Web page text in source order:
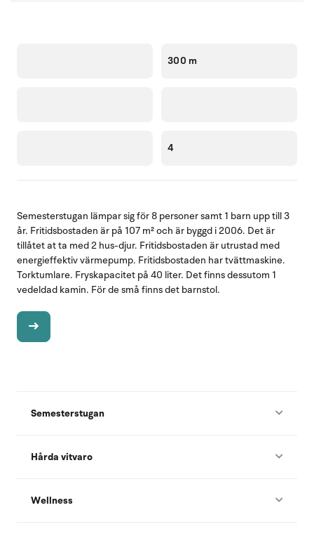
300 m
4
Semesterstugan lämpar sig för 8 personer samt 1 barn upp till 3
år. Fritidsbostaden är på 107 m² och är byggd i 2006. Det är
tillåtet at ta med 2 hus-djur. Fritidsbostaden är utrustad med
energieffektiv värmepump. Fritidsbostaden har tvättmaskine.
Torktumlare. Fryskapacitet på 40 liter. Det finns dessutom 1
vedeldad kamin. För de små finns det barnstol.
Semesterstugan
Hårda vitvaro
Wellness